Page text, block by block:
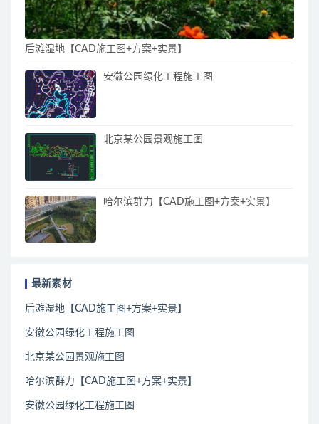
后滩湿地【CAD施工图+方案+实景】
安徽公园绿化工程施工图
北京某公园景观施工图
哈尔滨群力【CAD施工图+方案+实景】
最新素材
后滩湿地【CAD施工图+方案+实景】
安徽公园绿化工程施工图
北京某公园景观施工图
哈尔滨群力【CAD施工图+方案+实景】
安徽公园绿化工程施工图